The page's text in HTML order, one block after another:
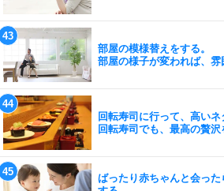
部屋の模様替えをする。
部屋の様子が変われば、雰
回転寿司に行って、高いネ
回転寿司でも、最高の贅沢
ばったり赤ちゃんと会っ